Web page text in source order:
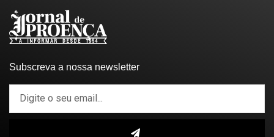
Subscreva a nossa newsletter